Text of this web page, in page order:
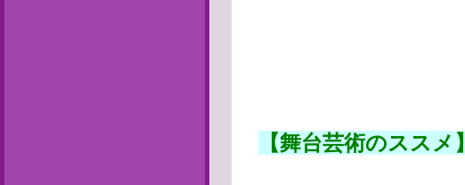
【舞台芸術のススメ】